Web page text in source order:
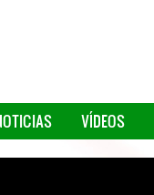
VÍDEOS